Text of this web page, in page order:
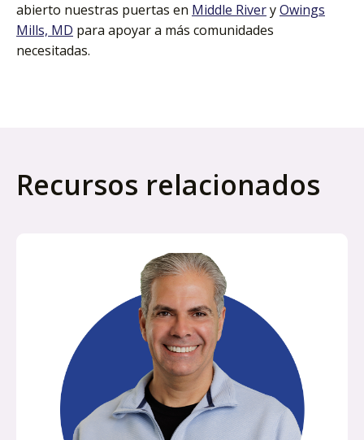
abierto nuestras puertas en Middle RiveryOwings
Mills, MD para apoyar a más comunidades
necesitadas.
Recursos relacionados